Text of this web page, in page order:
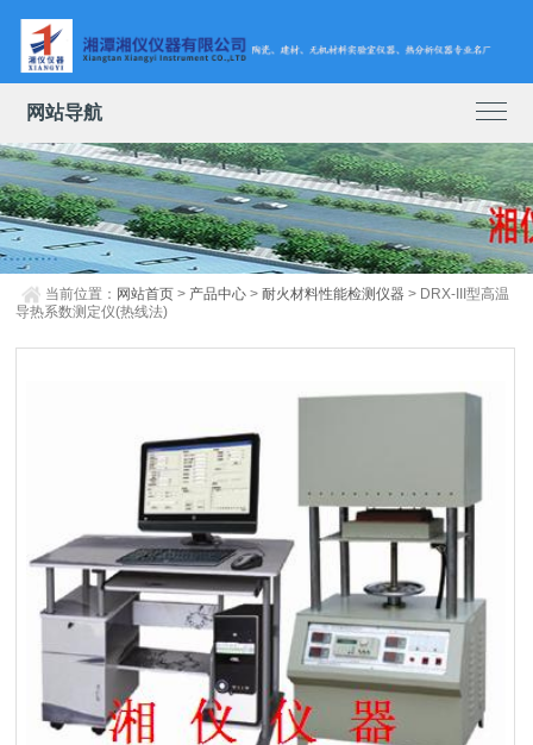
网站导航
当前位置： 网站首页 > 产品中心 >耐火材料性能检测仪器 > DRX-III型高温
导热系数测定仪(热线法)